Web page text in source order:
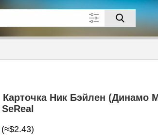
Карточка Ник Бэйлен (Динамо
(≈$2.43)